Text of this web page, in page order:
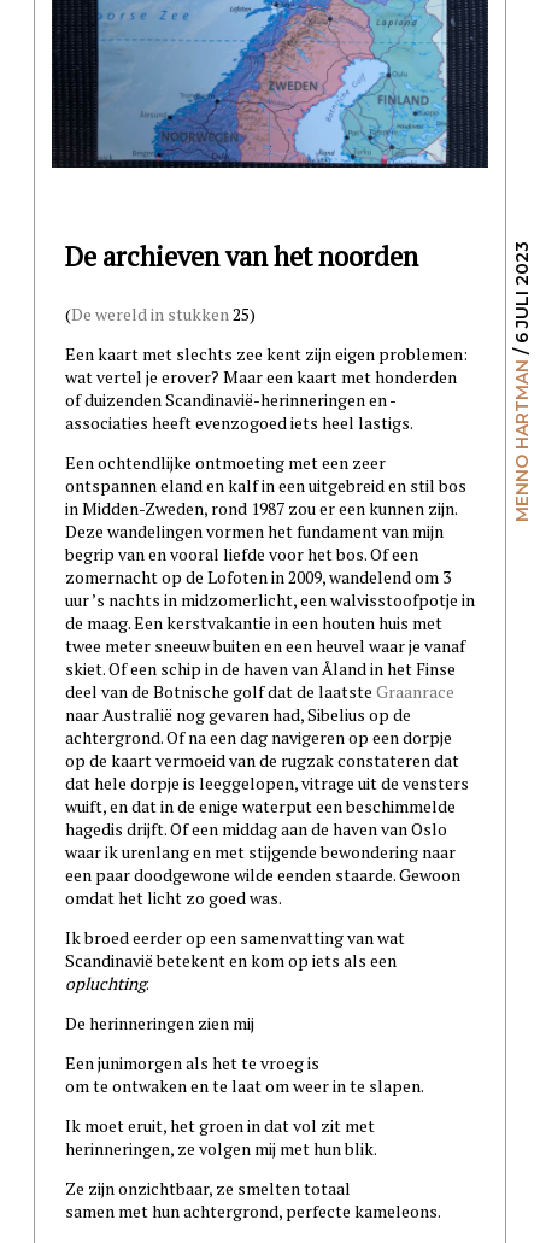
MENNO HARTMAN
/ 6 JULI 2023
De archieven van het noorden
(De wereld in stukken25)
Een kaart met slechts zee kent zijn eigen problemen:
wat vertel je erover? Maar een kaart met honderden
of duizenden Scandinavië-herinneringen en -
associaties heeft evenzogoed iets heel lastigs.
Een ochtendlijke ontmoeting met een zeer
ontspannen eland en kalf in een uitgebreid en stil bos
in Midden-Zweden, rond 1987 zou er een kunnen zijn.
Deze wandelingen vormen het fundament van mijn
begrip van en vooral liefde voor het bos. Of een
zomernacht op de Lofoten in 2009, wandelend om 3
uur ’s nachts in midzomerlicht, een walvisstoofpotje in
de maag. Een kerstvakantie in een houten huis met
twee meter sneeuw buiten en een heuvel waar je vanaf
skiet. Of een schip in de haven van Åland in het Finse
deel van de Botnische golf dat de laatste Graanrace
naar Australië nog gevaren had, Sibelius op de
achtergrond. Of na een dag navigeren op een dorpje
op de kaart vermoeid van de rugzak constateren dat
dat hele dorpje is leeggelopen, vitrage uit de vensters
wuift, en dat in de enige waterput een beschimmelde
hagedis drijft. Of een middag aan de haven van Oslo
waar ik urenlang en met stijgende bewondering naar
een paar doodgewone wilde eenden staarde. Gewoon
omdat het licht zo goed was.
Ik broed eerder op een samenvatting van wat
Scandinavië betekent en kom op iets als een
opluchting.
De herinneringen zien mij
Een junimorgen als het te vroeg is
om te ontwaken en te laat om weer in te slapen.
Ik moet eruit, het groen in dat vol zit met
herinneringen, ze volgen mij met hun blik.
Ze zijn onzichtbaar, ze smelten totaal
samen met hun achtergrond, perfecte kameleons.